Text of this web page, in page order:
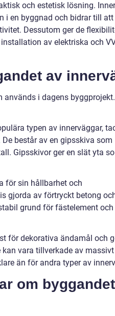
och estetisk lösning.
i en byggnad och bidrar till
Dessutom ger de
av elektriska och
av
i dagens
typen av innerväggar,
består av en gipsskiva som
Gipsskivor ger en slät yta
för sin hållbarhet och
gjorda av förtryckt betong
grund för fästelement
för dekorativa ändamål och
vara tillverkade av
än för andra typer av
om